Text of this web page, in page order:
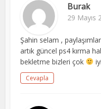
Burak
29 Mayıs
Şahin selam ,
artık güncel ps4 kırma
bekletme bizleri çok
Cevapla